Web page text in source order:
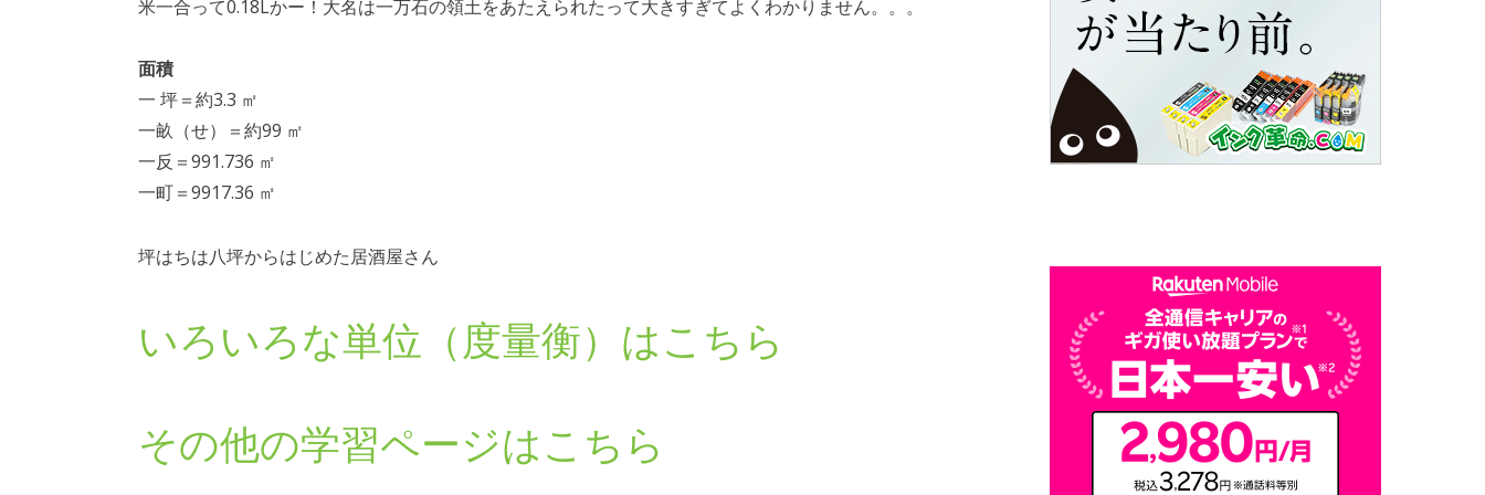
米一合って0.18Lかー！大名は一万石の領土をあたえられたって大きすぎてよくわかりません。。。
面積
一 坪＝約3.3 ㎡
一畝（せ）＝約99 ㎡
一反＝991.736 ㎡
一町＝9917.36 ㎡
坪はちは八坪からはじめた居酒屋さん
いろいろな単位（度量衡）はこちら
その他の学習ページはこちら